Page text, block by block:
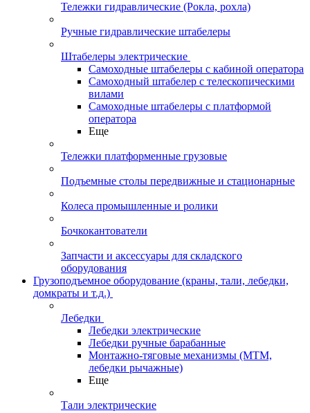
Тележки гидравлические (Рокла, рохла)
Ручные гидравлические штабелеры
Штабелеры электрические
Самоходные штабелеры с кабиной оператора
Самоходный штабелер с телескопическими
вилами
Самоходные штабелеры с платформой
оператора
Еще
Тележки платформенные грузовые
Подъемные столы передвижные и стационарные
Колеса промышленные и ролики
Бочкокантователи
Запчасти и аксессуары для складского
оборудования
Грузоподъемное оборудование (краны, тали, лебедки,
домкраты и т.д.)
Лебедки
Лебедки электрические
Лебедки ручные барабанные
Монтажно-тяговые механизмы (МТМ,
лебедки рычажные)
Еще
Тали электрические